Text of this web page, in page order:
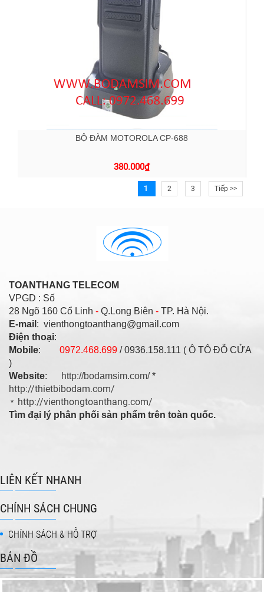
BỘ ĐÀM MOTOROLA CP-688
380.000₫
1 2 3 Tiếp >>
TOANTHANG TELECOM
VPGD : Số
28 Ngõ 160 Cổ Linh - Q.Long Biên - TP. Hà Nội.
E-mail : vienthongtoanthang@gmail.com
Điện thoại:
Mobile: 0972.468.699 / 0936.158.111 ( Ô TÔ ĐỖ CỬA
)
Website: http://bodamsim.com/*
http://thietbibodam.com/
* http://vienthongtoanthang.com/
Tìm đại lý phân phối sản phẩm trên toàn quốc.
LIÊN KẾT NHANH
CHÍNH SÁCH CHUNG
CHÍNH SÁCH & HỖ TRỢ
BẢN ĐỒ